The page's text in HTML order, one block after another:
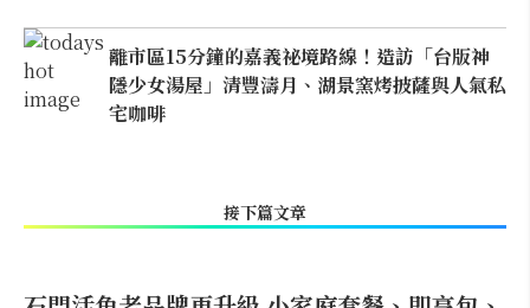
離市區15分鐘的嘉義祕境路線！造訪「台版神
隱少女湯屋」清豐濤月、湖景窯烤披薩與人氣私
宅咖啡
接下篇文章